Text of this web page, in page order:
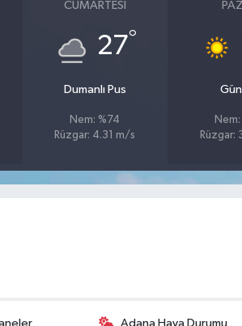
CUMARTESI
27°
Dumanlı Pus
Nem: %74
Rüzgar: 4.31 m/s
Rüzgar:
Adana Hava Durumu